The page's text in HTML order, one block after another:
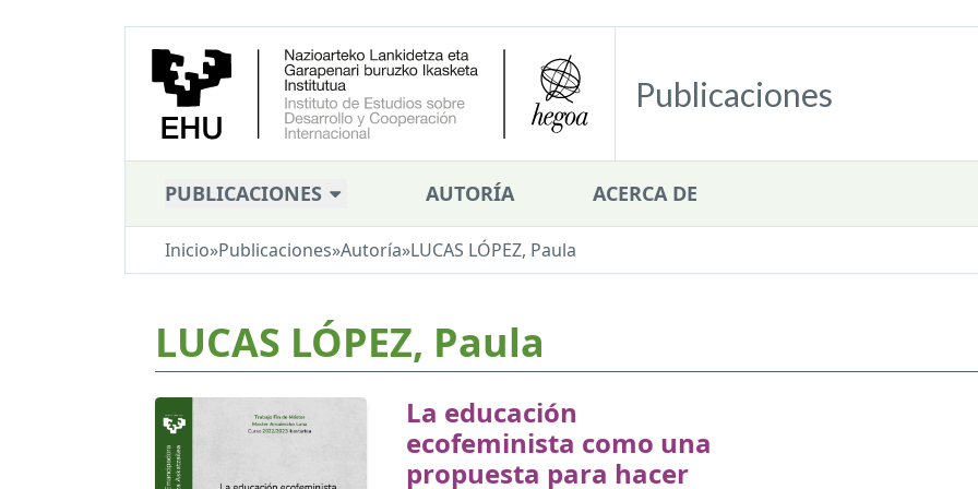
Publicaciones
PUBLICACIONES AUTORÍA ACERCA DE
Inicio»Publicaciones»Autoría»LUCAS LÓPEZ, Paula
LUCAS LÓPEZ, Paula
La educación
ecofeminista como una
propuesta para hacer